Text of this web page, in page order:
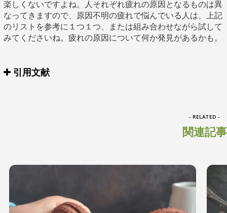
楽しくないですよね。人それぞれ疲れの原因となるものは異
なってきますので、原因不明の疲れで悩んでいる人は、上記
のリストを参考に１つ１つ、または組み合わせながら試して
みてくださいね。疲れの原因について何か発見があるかも。
引用文献
- RELATED -
関連記事